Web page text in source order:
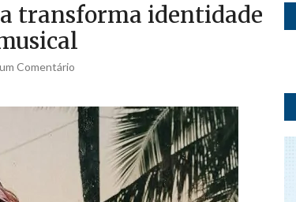
transforma identidade
Comentário